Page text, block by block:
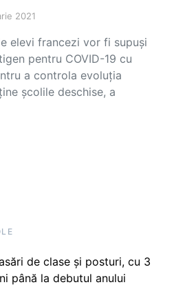
2021
elevi francezi vor fi supuşi
pentru COVID-19 cu
a controla evoluţia
şcolile deschise, a
de clase și posturi, cu 3
până la debutul anului